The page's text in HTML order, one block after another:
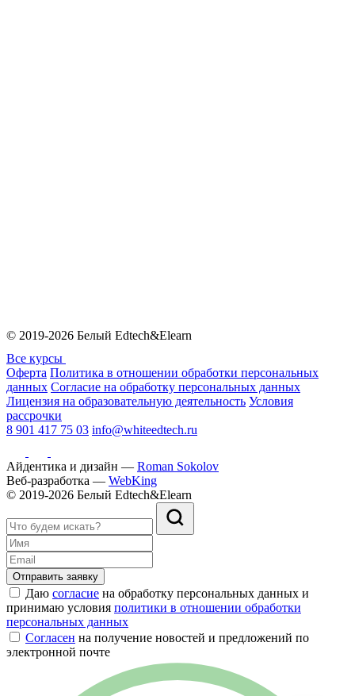
© 2019-2026 Белый Edtech&Elearn
Все курсы
Оферта Политика в отношении обработки персональных
данных Согласие на обработку персональных данных
Лицензия на образовательную деятельность Условия
рассрочки
8 901 417 75 03 info@whiteedtech.ru
Айдентика и дизайн — Roman Sokolov
Веб-разработка — WebKing
© 2019-2026 Белый Edtech&Elearn
Отправить заявку
Даю согласие на обработку персональных данных и
принимаю условия политики в отношении обработки
персональных данных
Согласен на получение новостей и предложений по
электронной почте